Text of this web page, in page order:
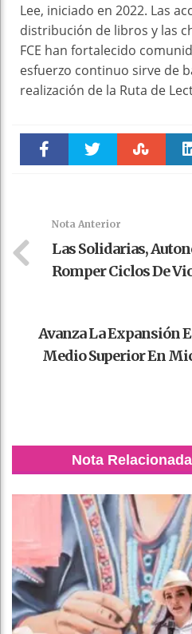
Lee, iniciado en 2022. Las
distribución de libros y las
FCE han fortalecido
esfuerzo continuo sirve de
realización de la Ruta de
Nota Anterior
Las Solidarias,
Romper Ciclos De
Avanza La Expansión
Medio Superior En
Nota Relacionada